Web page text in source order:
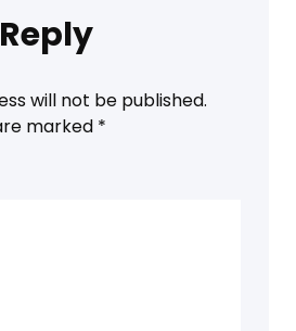
will not be published.
marked *